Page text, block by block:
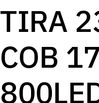
FAQs
Proyectos
Zona de
Blog
TIRA
COB